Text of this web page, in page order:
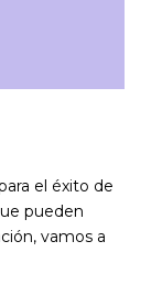
el éxito de
pueden
vamos a